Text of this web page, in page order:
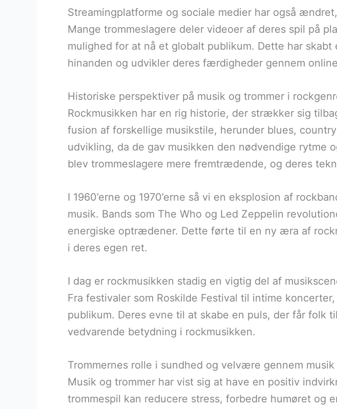
Streamingplatforme og sociale medier har også
Mange trommeslagere deler videoer af deres spil på
mulighed for at nå et globalt publikum. Dette har
hinanden og udvikler deres færdigheder gennem
Historiske perspektiver på musik og trommer i
Rockmusikken har en rig historie, der strækker sig
fusion af forskellige musikstile, herunder blues,
udvikling, da de gav musikken den nødvendige rytme
blev trommeslagere mere fremtrædende, og deres
I 1960’erne og 1970’erne så vi en eksplosion af
musik. Bands som The Who og Led Zeppelin
energiske optrædener. Dette førte til en ny æra af
i deres egen ret.
I dag er rockmusikken stadig en vigtig del af
Fra festivaler som Roskilde Festival til intime
publikum. Deres evne til at skabe en puls, der får folk
vedvarende betydning i rockmusikken.
Trommernes rolle i sundhed og velvære gennem musik
Musik og trommer har vist sig at have en positiv
trommespil kan reducere stress, forbedre humøret og